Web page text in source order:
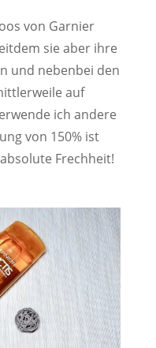
von Garnier
sie aber ihre
und nebenbei den
auf
ich andere
von 150% ist
Frechheit!